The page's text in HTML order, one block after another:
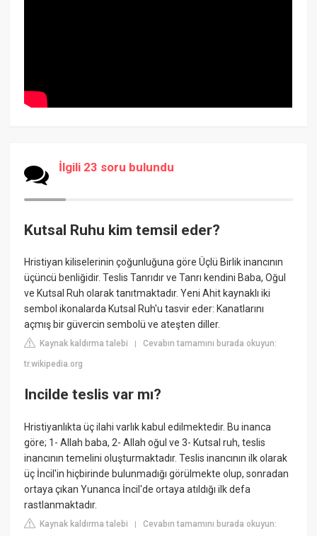
İlgili 23 soru bulundu
Kutsal Ruhu kim temsil eder?
Hristiyan kiliselerinin çoğunluğuna göre Üçlü Birlik inancının
üçüncü benliğidir. Teslis Tanrıdır ve Tanrı kendini Baba, Oğul
ve Kutsal Ruh olarak tanıtmaktadır. Yeni Ahit kaynaklı iki
sembol ikonalarda Kutsal Ruh'u tasvir eder: Kanatlarını
açmış bir güvercin sembolü ve ateşten diller.
Kaynak kaldırma talebi |Cevabın tamamını burada okuyun:
tr.wikipedia.org
Incilde teslis var mı?
Hristiyanlıkta üç ilahi varlık kabul edilmektedir. Bu inanca
göre; 1- Allah baba, 2- Allah oğul ve 3- Kutsal ruh, teslis
inancının temelini oluşturmaktadır. Teslis inancının ilk olarak
üç İncil'in hiçbirinde bulunmadığı görülmekte olup, sonradan
ortaya çıkan Yunanca İncil'de ortaya atıldığı ilk defa
rastlanmaktadır.
Kaynak kaldırma talebi |Cevabın tamamını burada okuyun: